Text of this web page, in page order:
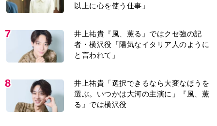
以上に心を使う仕事」
7
井上祐貴『風、薫る』ではクセ強の記
者・横沢役「陽気なイタリア人のように
と言われて」
8
井上祐貴「選択できるなら大変なほうを
選ぶ。いつかは大河の主演に」『風、薫
る』では横沢役